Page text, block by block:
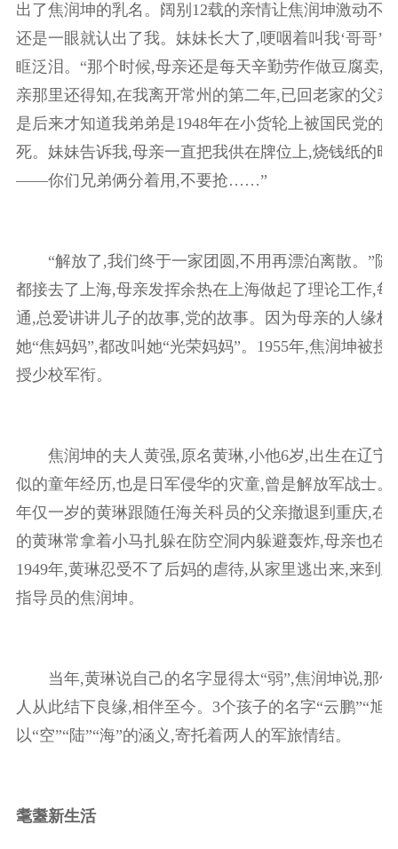
出了焦润坤的乳名。阔别12载的亲情让焦润坤激动不
还是一眼就认出了我。妹妹长大了,哽咽着叫我‘哥哥’
眶泛泪。“那个时候,母亲还是每天辛勤劳作做豆腐卖,
亲那里还得知,在我离开常州的第二年,已回老家的父
是后来才知道我弟弟是1948年在小货轮上被国民党的
死。妹妹告诉我,母亲一直把我供在牌位上,烧钱纸的
——你们兄弟俩分着用,不要抢……”
“解放了,我们终于一家团圆,不用再漂泊离散。”随
都接去了上海,母亲发挥余热在上海做起了理论工作,
通,总爱讲讲儿子的故事,党的故事。因为母亲的人缘极
她“焦妈妈”,都改叫她“光荣妈妈”。1955年,焦润坤被授
授少校军衔。
焦润坤的夫人黄强,原名黄琳,小他6岁,出生在辽宁
似的童年经历,也是日军侵华的灾童,曾是解放军战士。
年仅一岁的黄琳跟随任海关科员的父亲撤退到重庆,在
的黄琳常拿着小马扎躲在防空洞内躲避轰炸,母亲也在
1949年,黄琳忍受不了后妈的虐待,从家里逃出来,来到
指导员的焦润坤。
当年,黄琳说自己的名字显得太“弱”,焦润坤说,那你
人从此结下良缘,相伴至今。3个孩子的名字“云鹏”“旭
以“空”“陆”“海”的涵义,寄托着两人的军旅情结。
耄耋新生活